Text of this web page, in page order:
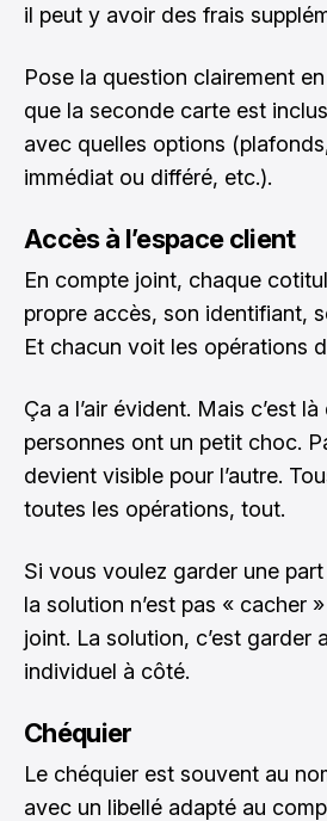
il peut y avoir des frais
Pose la question clairement
que la seconde carte est
avec quelles options
immédiat ou différé, etc.).
Accès à l’espace client
En compte joint, chaque
propre accès, son identifiant,
Et chacun voit les opérations
Ça a l’air évident. Mais c’est
personnes ont un petit choc.
devient visible pour l’autre.
toutes les opérations, tout.
Si vous voulez garder une
la solution n’est pas « cacher
joint. La solution, c’est garder
individuel à côté.
Chéquier
Le chéquier est souvent au
avec un libellé adapté au